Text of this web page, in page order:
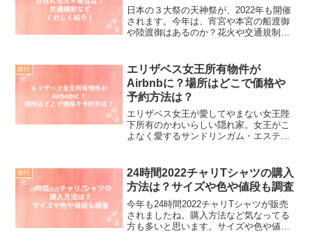
日本の３大祭の天神祭が、2022年も開催
されます。今年は、宵宮や本宮の船渡御
や陸渡御はあるのか？花火や交通規制は
渡御や花火は中止と決定されています。
残念です。交通規制に...
旅行
エリザベス女王所有物件が
Airbnbに？場所はどこで価格や
予約方法は？
エリザベス女王が愛してやまない女王陛
下所有のかわいらしい隠れ家。女王がこ
よなく愛するサンドリンガム・エステー
Airbnbで掲載されている。一体、場所は
どこなのか？とっても...
旅行
24時間2022チャリTシャツの購入
方法は？サイズや色や値段も調査
今年も24時間2022チャリTシャツが販売
されましたね。購入方法など気なってる
方も多いと思います。サイズや色や値段